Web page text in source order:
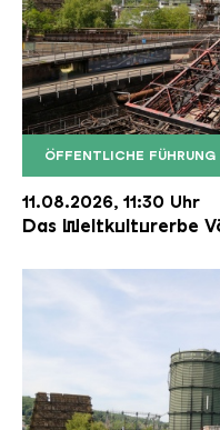
ÖFFENTLICHE FÜHRUNG
Der
Copyright:
11.08.2026, 11:30 Uhr
Das Weltkulturerbe